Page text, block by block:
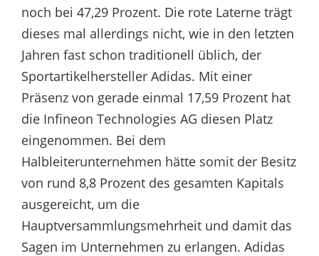
noch bei 47,29 Prozent. Die rote Laterne trägt
dieses mal allerdings nicht, wie in den letzten
Jahren fast schon traditionell üblich, der
Sportartikelhersteller Adidas. Mit einer
Präsenz von gerade einmal 17,59 Prozent hat
die Infineon Technologies AG diesen Platz
eingenommen. Bei dem
Halbleiterunternehmen hätte somit der Besitz
von rund 8,8 Prozent des gesamten Kapitals
ausgereicht, um die
Hauptversammlungsmehrheit und damit das
Sagen im Unternehmen zu erlangen. Adidas